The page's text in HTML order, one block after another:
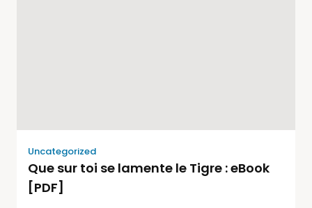
Uncategorized
Que sur toi se lamente le Tigre : eBook
[PDF]